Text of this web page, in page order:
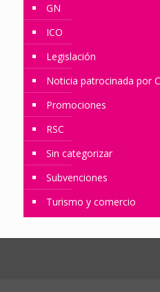
GN
ICO
Legislación
Noticia patrocinada por
Promociones
RSC
Sin categorizar
Subvenciones
Turismo y comercio